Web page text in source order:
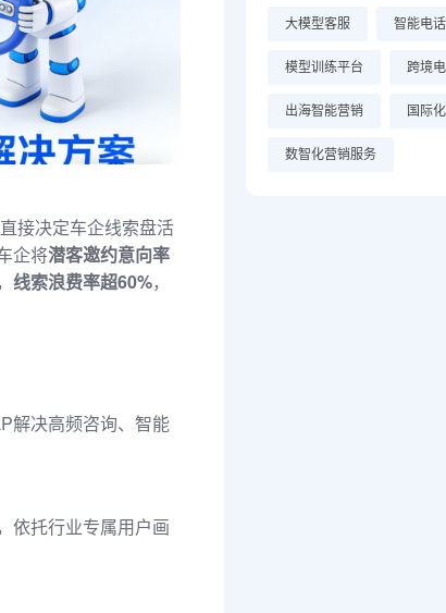
接决定车企线索盘活
企将潜客邀约意向率
线索浪费率超60%，
解决高频咨询、智能
依托行业专属用户画
大模型客服 智能电
模型训练平台 跨境
出海智能营销 国际
数智化营销服务